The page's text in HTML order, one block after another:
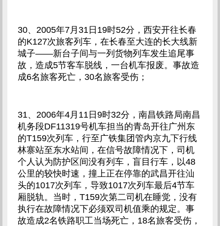
30、2005年7月31日19时52分，西安开往长春
的K127次旅客列车，在长春至大连的长大线新
城子——新台子间与一列货物列车发生追尾事
故，造成5节客车脱线，一台机车报废。事故造
成6名旅客死亡，30名旅客受伤；
31、2006年4月11日9时32分，南昌铁路局南昌
机务段DF11319号机车担当的青岛开往广州东
的T159次列车，行至广铁集团管内京九下行线
林寨站至东水站间，在信号故障情况下，司机
个人认为防护区间没有列车，盲目行车，以48
公里的较快时速，撞上正在停靠的武昌开往汕
头的1017次列车，导致1017次列车最后4节车
厢脱轨。当时，T159次第二司机在睡觉，没有
执行在故障情况下必须双司机值乘的规定。事
故造成2名铁路职工当场死亡，18名旅客受伤，